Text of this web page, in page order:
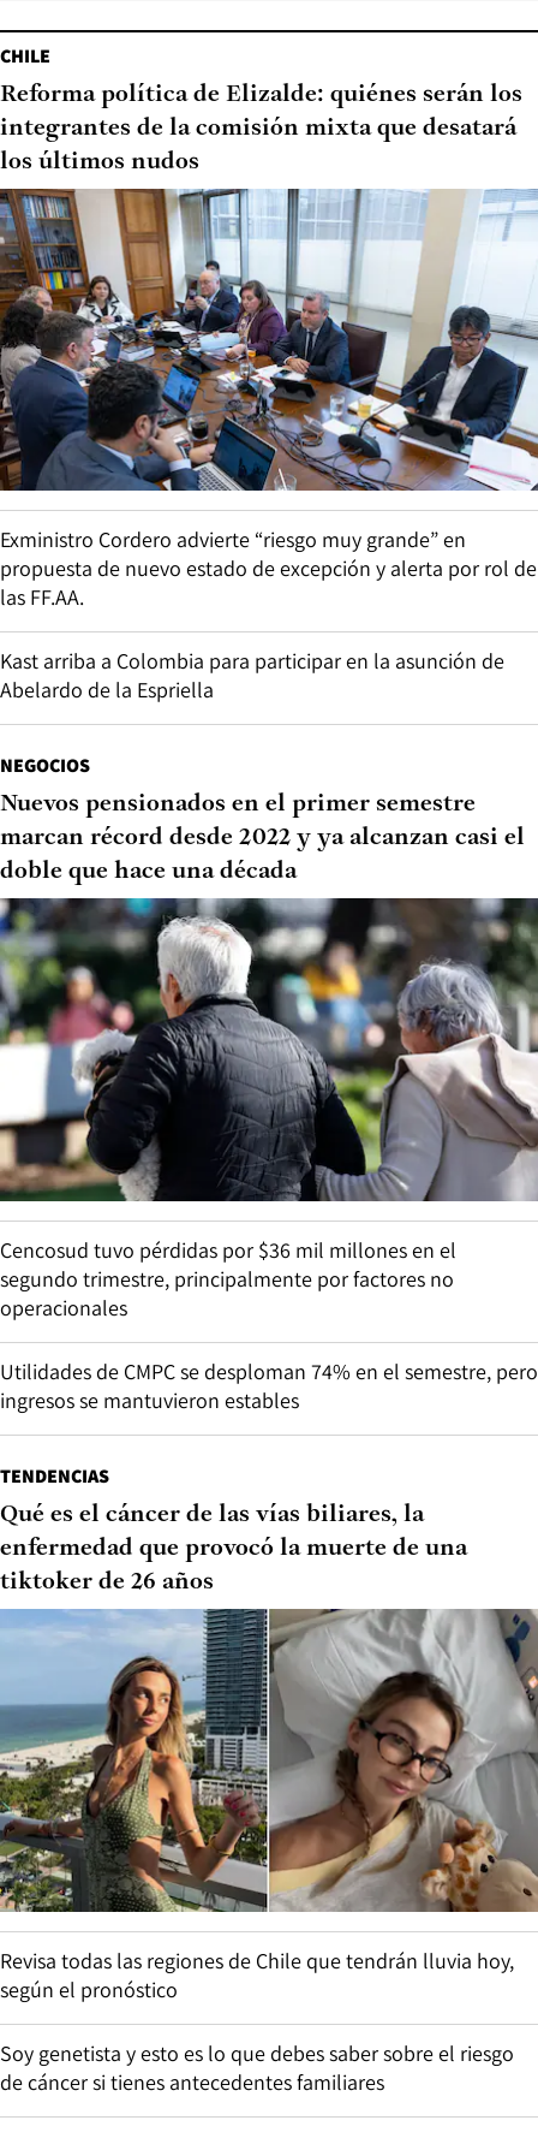
CHILE
Reforma política de Elizalde: quiénes serán los
integrantes de la comisión mixta que desatará
los últimos nudos
Exministro Cordero advierte “riesgo muy grande” en
propuesta de nuevo estado de excepción y alerta por rol de
las FF.AA.
Kast arriba a Colombia para participar en la asunción de
Abelardo de la Espriella
NEGOCIOS
Nuevos pensionados en el primer semestre
marcan récord desde 2022 y ya alcanzan casi el
doble que hace una década
Cencosud tuvo pérdidas por $36 mil millones en el
segundo trimestre, principalmente por factores no
operacionales
Utilidades de CMPC se desploman 74% en el semestre, pero
ingresos se mantuvieron estables
TENDENCIAS
Qué es el cáncer de las vías biliares, la
enfermedad que provocó la muerte de una
tiktoker de 26 años
Revisa todas las regiones de Chile que tendrán lluvia hoy,
según el pronóstico
Soy genetista y esto es lo que debes saber sobre el riesgo
de cáncer si tienes antecedentes familiares